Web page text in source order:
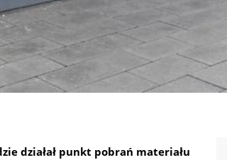
działał punkt pobrań materiału